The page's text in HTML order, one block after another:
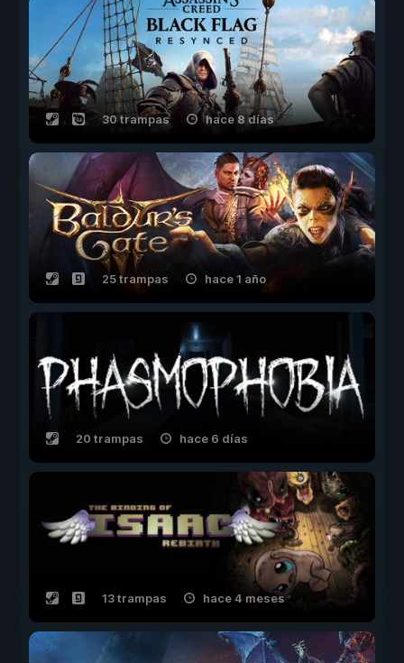
30 trampas hace 8 días
25 trampas hace 1 año
20 trampas hace 6 días
13 trampas hace 4 meses